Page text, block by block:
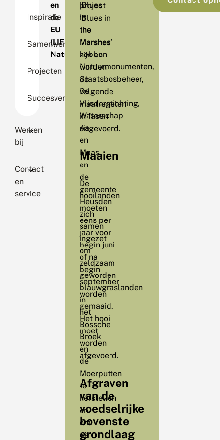
Inspiratie
Samenwerking
Projecten
Succesverhalen
Werken
bij
Contact
en
service
en
de
EU
(LIFE+
Nature).
‘Blues
in
the
Marshes’
hebben
Natuurmonumenten,
Staatsbosbeheer,
De
Vlinderstichting,
Waterschap
Aa
en
Maas
en
de
gemeente
Heusden
zich
samen
ingezet
om
zeldzaam
geworden
blauwgraslanden
in
het
Bossche
Broek
en
de
Moerputten
te
herstellen
en
om
de
project
‘Blues in
the
Marshes’
zijn en
worden
de
volgende
maatregelen
in fasen
uitgevoerd.
Maaien
De
hooilanden
moeten
eens per
jaar voor
begin juni
of na
begin
september
worden
gemaaid.
Het hooi
moet
worden
afgevoerd.
Afgraven
van de
voedselrijke
bovenste
grondlaag